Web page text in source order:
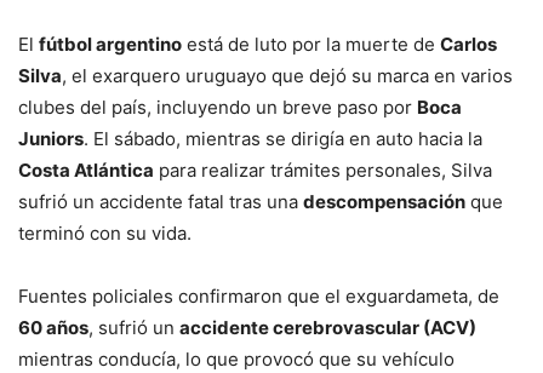
El fútbol argentino está de luto por la muerte de Carlos
Silva, el exarquero uruguayo que dejó su marca en varios
clubes del país, incluyendo un breve paso por Boca
Juniors. El sábado, mientras se dirigía en auto hacia la
Costa Atlántica para realizar trámites personales, Silva
sufrió un accidente fatal tras una descompensación que
terminó con su vida.
Fuentes policiales confirmaron que el exguardameta, de
60 años, sufrió un accidente cerebrovascular (ACV)
mientras conducía, lo que provocó que su vehículo